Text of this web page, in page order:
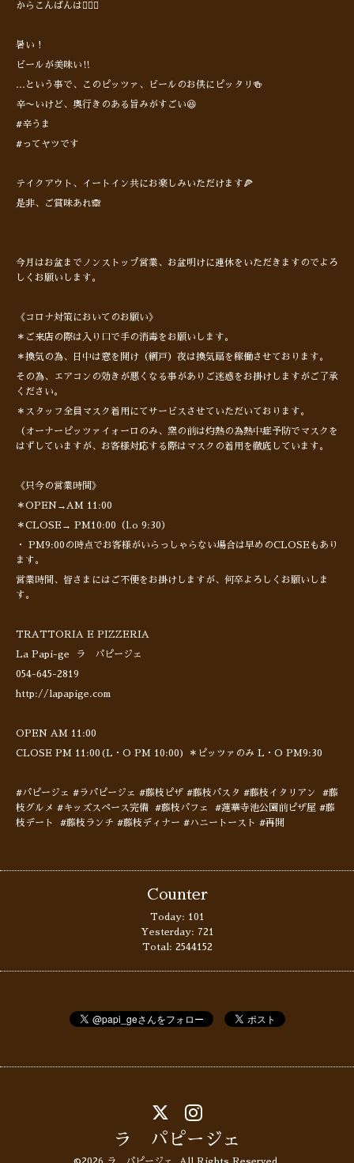
からこんばんは🙋🏻‍♂️
暑い！
ビールが美味い‼︎
…という事で、このピッツァ、ビールのお供にピッタリ🍻
辛〜いけど、奥行きのある旨みがすごい😆
#辛うま
#ってヤツです
テイクアウト、イートイン共にお楽しみいただけます🍕
是非、ご賞味あれ🙈
今月はお盆までノンストップ営業、お盆明けに連休をいただきますのでよろ
しくお願いします。
《コロナ対策においてのお願い》
＊ご来店の際は入り口で手の消毒をお願いします。
＊換気の為、日中は窓を開け（網戸）夜は換気扇を稼働させております。
その為、エアコンの効きが悪くなる事がありご迷惑をお掛けしますがご了承
ください。
＊スタッフ全員マスク着用にてサービスさせていただいております。
（オーナーピッツァイォーロのみ、窯の前は灼熱の為熱中症予防でマスクを
はずしていますが、お客様対応する際はマスクの着用を徹底しています。
《只今の営業時間》
＊OPEN→AM 11:00
＊CLOSE→ PM10:00（l.o 9:30）
・ PM9:00の時点でお客様がいらっしゃらない場合は早めのCLOSEもあり
ます。
営業時間、皆さまにはご不便をお掛けしますが、何卒よろしくお願いしま
す。
TRATTORIA E PIZZERIA
La Papi-ge ラ パピージェ
054-645-2819
http://lapapige.com
OPEN AM 11:00
CLOSE PM 11:00(L・O PM 10:00) ＊ピッツァのみ L・O PM9:30
#パピージェ #ラパピージェ #藤枝ピザ #藤枝パスタ #藤枝イタリアン #藤
枝グルメ #キッズスペース完備 #藤枝パフェ #蓮華寺池公園前ピザ屋 #藤
枝デート #藤枝ランチ #藤枝ディナー #ハニートースト #再開
Counter
Today: 101
Yesterday: 721
Total: 2544152
ラ パピージェ